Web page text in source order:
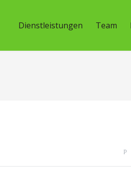
Dienstleistungen Team